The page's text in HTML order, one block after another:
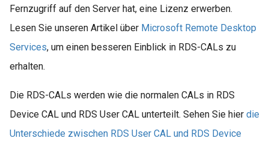
Fernzugriff auf den Server hat, eine Lizenz erwerben.
Lesen Sie unseren Artikel über Microsoft Remote Desktop
Services, um einen besseren Einblick in RDS-CALs zu
erhalten.
Die RDS-CALs werden wie die normalen CALs in RDS
Device CAL und RDS User CAL unterteilt. Sehen Sie hier die
Unterschiede zwischen RDS User CAL und RDS Device